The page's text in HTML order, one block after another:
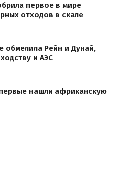
первое в мире
отходов в скале
обмелила Рейн и Дунай,
и АЭС
нашли африканскую